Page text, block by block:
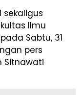
Ilmu
Sabtu, 31
pers
Sitnawati